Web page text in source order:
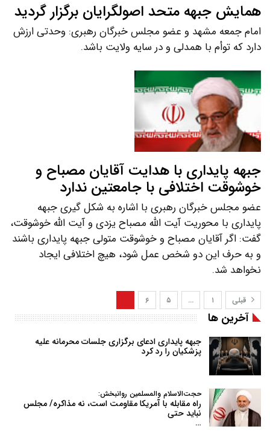
همایش جبهه متحد اصولگرایان برگزار گردید
امام جمعه مشهد و عضو مجلس خبرگان رهبری: وحدتی ارزش
دارد که توأم با همدلی و در سایه ولایت باشد.
جبهه پایداری با هدایت آقایان مصباح و
خوشوقت اختلافی با جامعتین ندارد
عضو مجلس خبرگان رهبری با اشاره به شکل گیری جبهه
پایداری با محوریت آیت الله مصباح یزدی و آیت الله خوشوقت،
گفت: اگر آقایان مصباح و خوشوقت متولی جبهه پایداری باشند
و به حرف این دو شخص عمل شود، هیچ اختلافی ایجاد
نخواهد شد.
قبلی ۱ … ۵ ۶
آخرین ها
جبهه پایداری ادعای برگزاری جلسات محرمانه علیه
پزشکیان را رد کرد
حجت‌الاسلام والمسلمین روانبخش:
راه مقابله با آمریکا مقاومت است، نه مذاکره/ مجلس
نباید حتی
…